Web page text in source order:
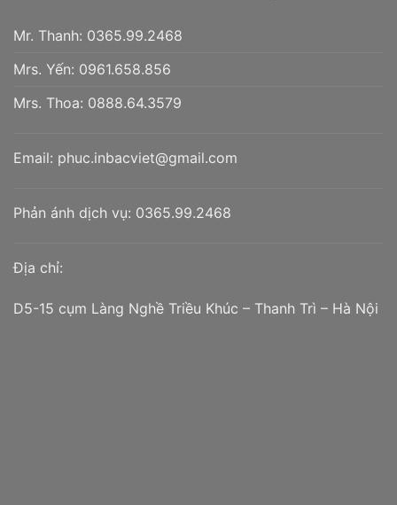
Mr. Thanh: 0365.99.2468
Mrs. Yến: 0961.658.856
Mrs. Thoa: 0888.64.3579
Email: phuc.inbacviet@gmail.com
Phản ánh dịch vụ: 0365.99.2468
Địa chỉ:
D5-15 cụm Làng Nghề Triều Khúc – Thanh Trì – Hà Nội